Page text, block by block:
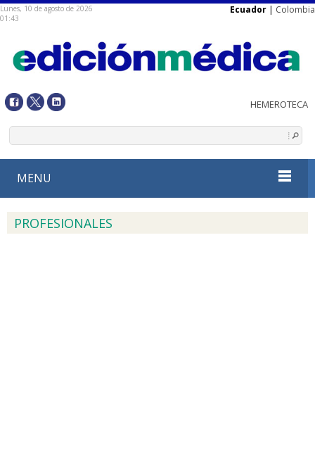
Lunes, 10 de agosto de 2026
01:43
Ecuador | Colombia
MENU
PROFESIONALES